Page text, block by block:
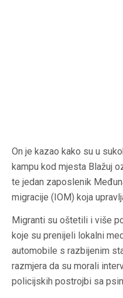
On je kazao kako su u
kampu kod mjesta Blažuj
te jedan zaposlenik
migracije (IOM) koja
Migranti su oštetili i više
koje su prenijeli lokalni
automobile s razbijenim
razmjera da su morali
policijskih postrojbi sa